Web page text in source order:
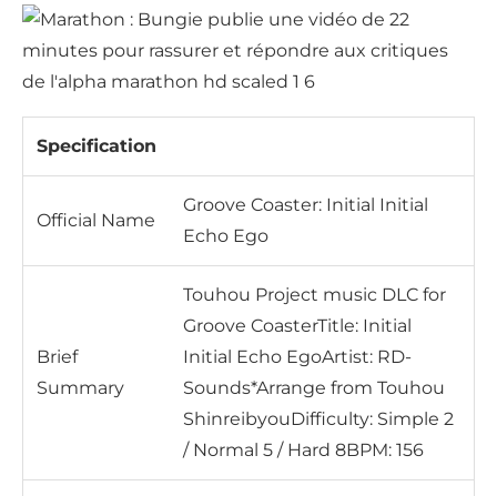
Specification
Official Name
Groove Coaster: Initial Initial
Echo Ego
Brief
Summary
Touhou Project music DLC for
Groove CoasterTitle: Initial
Initial Echo EgoArtist: RD-
Sounds*Arrange from Touhou
ShinreibyouDifficulty: Simple 2
/ Normal 5 / Hard 8BPM: 156